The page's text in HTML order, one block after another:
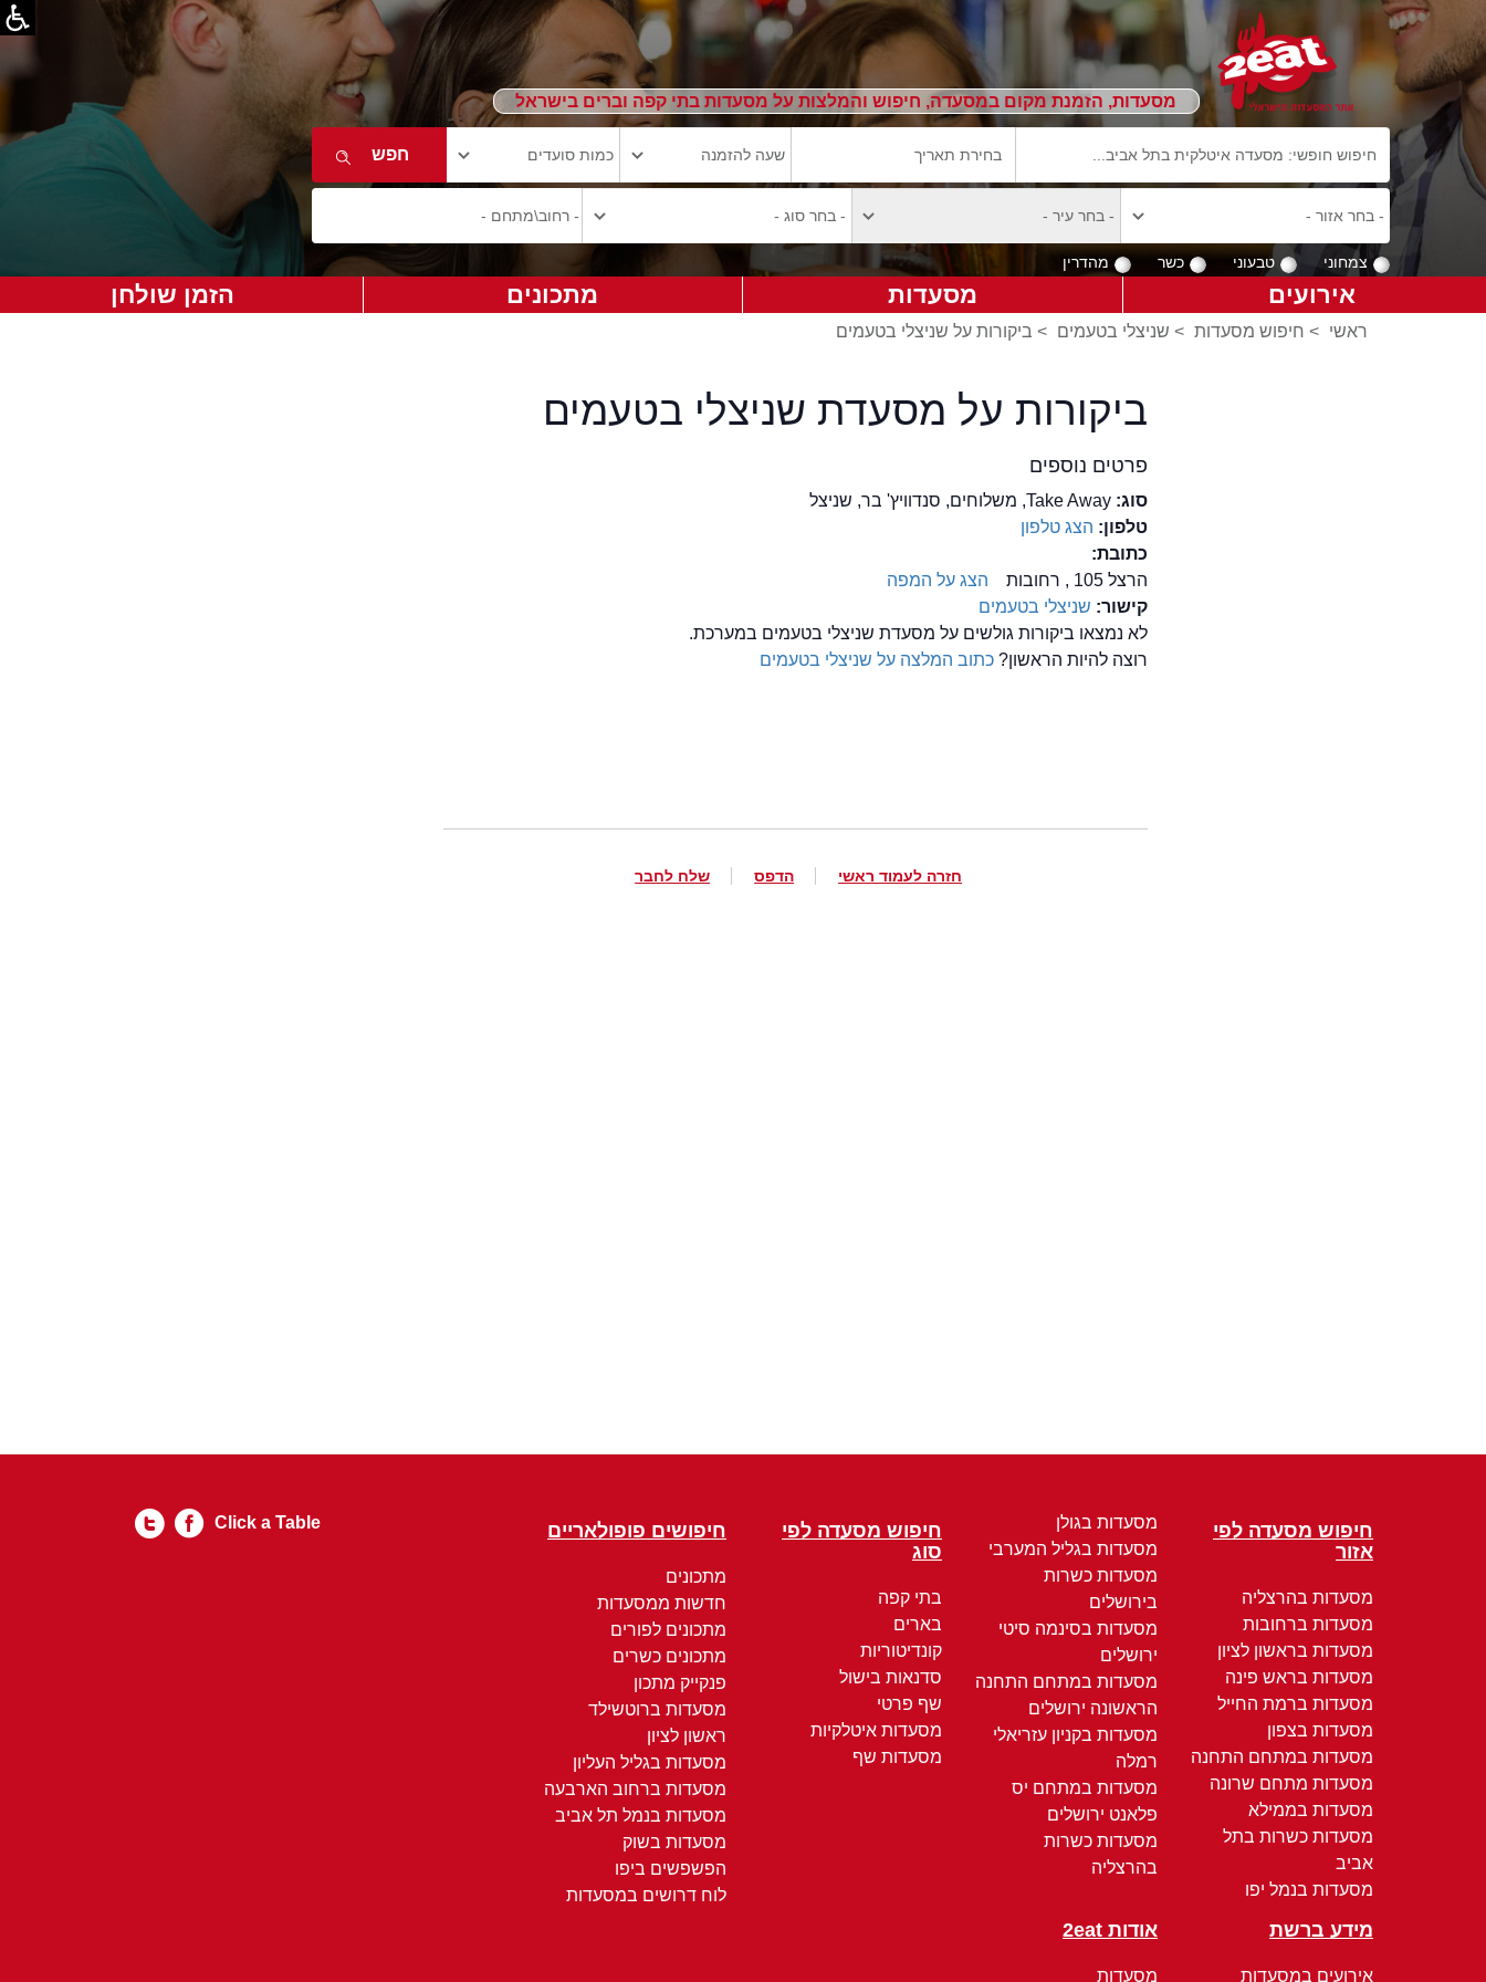
מסעדות, הזמנת מקום במסעדה, חיפוש והמלצות על מסעדות בתי קפה וברים בישראל
צמחוני טבעוני כשר מהדרין
אירועים מסעדות מתכונים הזמן שולחן
ראשי > חיפוש מסעדות > שניצלי בטעמים > ביקורות על שניצלי בטעמים
ביקורות על מסעדת שניצלי בטעמים
פרטים נוספים
סוג:Take Away, משלוחים, סנדוויץ' בר, שניצל
טלפון: הצג טלפון
כתובת:
הרצל 105 , רחובות
הצג על המפה
קישור: שניצלי בטעמים
לא נמצאו ביקורות גולשים על מסעדת שניצלי בטעמים במערכת.
רוצה להיות הראשון?כתוב המלצה על שניצלי בטעמים
חזרה לעמוד ראשי הדפס שלח לחבר
חיפוש מסעדה לפי
אזור
מסעדות בהרצליה
מסעדות ברחובות
מסעדות בראשון לציון
מסעדות בראש פינה
מסעדות ברמת החייל
מסעדות בצפון
מסעדות במתחם התחנה
מסעדות מתחם שרונה
מסעדות בממילא
מסעדות כשרות בתל
אביב
מסעדות בנמל יפו
מסעדות בגולן
מסעדות בגליל המערבי
מסעדות כשרות
בירושלים
מסעדות בסינמה סיטי
ירושלים
מסעדות במתחם התחנה
הראשונה ירושלים
מסעדות בקניון עזריאלי
רמלה
מסעדות במתחם יס
פלאנט ירושלים
מסעדות כשרות
בהרצליה
חיפוש מסעדה לפי
סוג
בתי קפה
בארים
קונדיטוריות
סדנאות בישול
שף פרטי
מסעדות איטלקיות
מסעדות שף
חיפושים פופולאריים
מתכונים
חדשות ממסעדות
מתכונים לפורים
מתכונים כשרים
פנקייק מתכון
מסעדות ברוטשילד
ראשון לציון
מסעדות בגליל העליון
מסעדות ברחוב הארבעה
מסעדות בנמל תל אביב
מסעדות בשוק
הפשפשים ביפו
לוח דרושים במסעדות
מידע ברשת
אירועים במסעדות
אודות 2eat
מסעדות
Click a Table